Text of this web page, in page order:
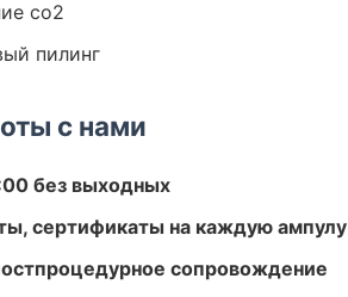
co2
пилинг
с нами
без выходных
сертификаты на каждую ампулу
сопровождение